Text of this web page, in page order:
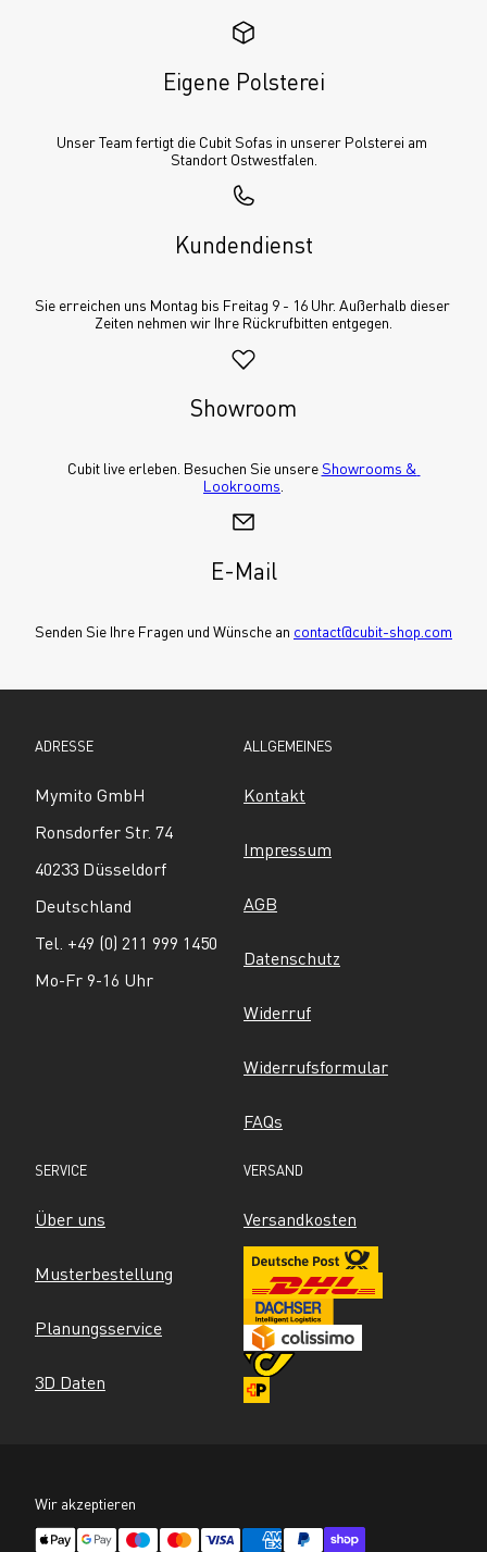
Eigene Polsterei
Unser Team fertigt die Cubit Sofas in unserer Polsterei am
Standort Ostwestfalen.
Kundendienst
Sie erreichen uns Montag bis Freitag 9 - 16 Uhr. Außerhalb dieser
Zeiten nehmen wir Ihre Rückrufbitten entgegen.
Showroom
Cubit live erleben. Besuchen Sie unsere Showrooms &
Lookrooms
E-Mail
Senden Sie Ihre Fragen und Wünsche an contact@cubit-shop.com
ADRESSE
Mymito GmbH
Ronsdorfer Str. 74
40233 Düsseldorf
Deutschland
Tel. +49 (0) 211 999 1450
Mo-Fr 9-16 Uhr
ALLGEMEINES
Kontakt
Impressum
AGB
Datenschutz
Widerruf
Widerrufsformular
FAQs
SERVICE
Über uns
Musterbestellung
Planungsservice
3D Daten
VERSAND
Versandkosten
Wir akzeptieren